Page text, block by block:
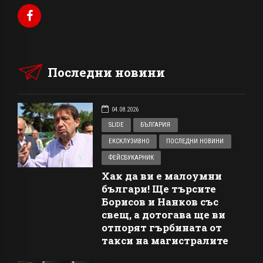
Последни новини
04.08.2026
SLIDE
БЪЛГАРИЯ
ЕКСКЛУЗИВНО ПОСЛЕДНИ НОВИНИ
ФЕЙСБУКАРНИК
Хак да ви е малоумни
българи! Ще търсите
Борисов и Нанков със
свещ, а дотогава ще ви
отпорят гърбината от
такси на магистралите